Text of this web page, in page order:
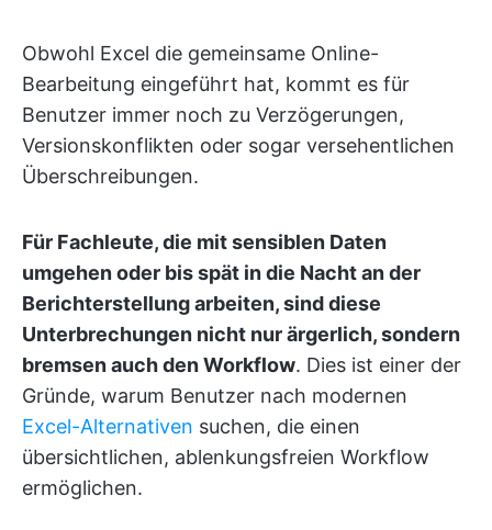
Obwohl Excel die gemeinsame Online-
Bearbeitung eingeführt hat, kommt es für
Benutzer immer noch zu Verzögerungen,
Versionskonflikten oder sogar versehentlichen
Überschreibungen.
Für Fachleute, die mit sensiblen Daten
umgehen oder bis spät in die Nacht an der
Berichterstellung arbeiten, sind diese
Unterbrechungen nicht nur ärgerlich, sondern
bremsen auch den Workflow. Dies ist einer der
Gründe, warum Benutzer nach modernen
Excel-Alternativen suchen, die einen
übersichtlichen, ablenkungsfreien Workflow
ermöglichen.